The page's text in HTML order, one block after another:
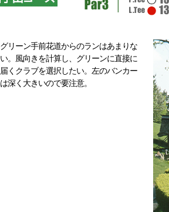
グリーン手前花道からのランはあまりな
い。風向きを計算し、グリーンに直接に
届くクラブを選択したい。左のバンカー
は深く大きいので要注意。